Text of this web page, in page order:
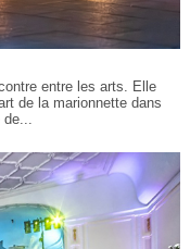
entre les arts. Elle
de la marionnette dans